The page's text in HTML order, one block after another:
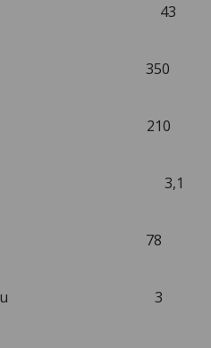
řezu 43
350
210
3,1
tlak 78
tlaku 3